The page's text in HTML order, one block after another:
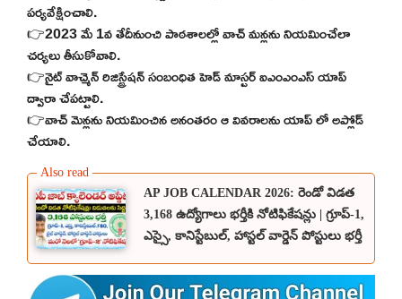
పర్యవేక్షించాలి.
👉2023 మే 1వ తేదీనుంచి పాఠశాలల్లో వాచ్ మన్లను నియమించేలా
చర్యలు తీసుకోవాలి.
👉నైట్ వాచ్మెన్ రిజిస్ట్రేషన్ సంబంధిత హెడ్ మాస్టర్ ఐఎంఎంఎస్ యాప్
ద్వారా చేపట్టాలి.
👉వాచ్ మెన్లను నియమించిన అనంతరం ఆ వివరాలను యాప్ లో అప్లోడ్
చేయాలి.
AP JOB CALENDAR 2026: రెండో విడత
3,168 ఉద్యోగాలు భర్తీకి నోటిఫికేషన్లు | గ్రూప్-1,
ఎస్సై, కానిస్టేబుల్, హాస్టల్ వార్డెన్ పోస్టులు భర్తీ